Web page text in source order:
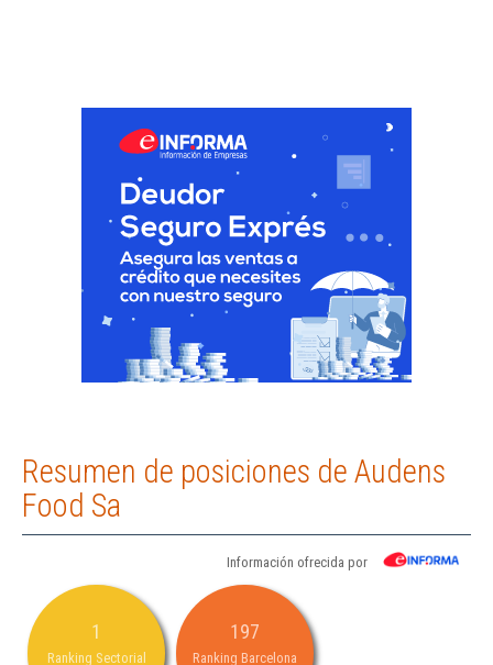
Resumen de posiciones de Audens
Food Sa
Información ofrecida por
1
Ranking Sectorial
197
Ranking Barcelona